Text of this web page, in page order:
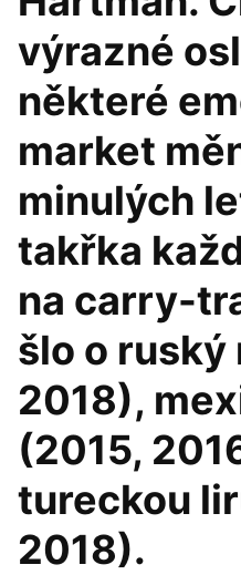
výrazné
některé
market
minulých
takřka
na carry-
šlo o ruský
2018),
(2015,
tureckou
2018).